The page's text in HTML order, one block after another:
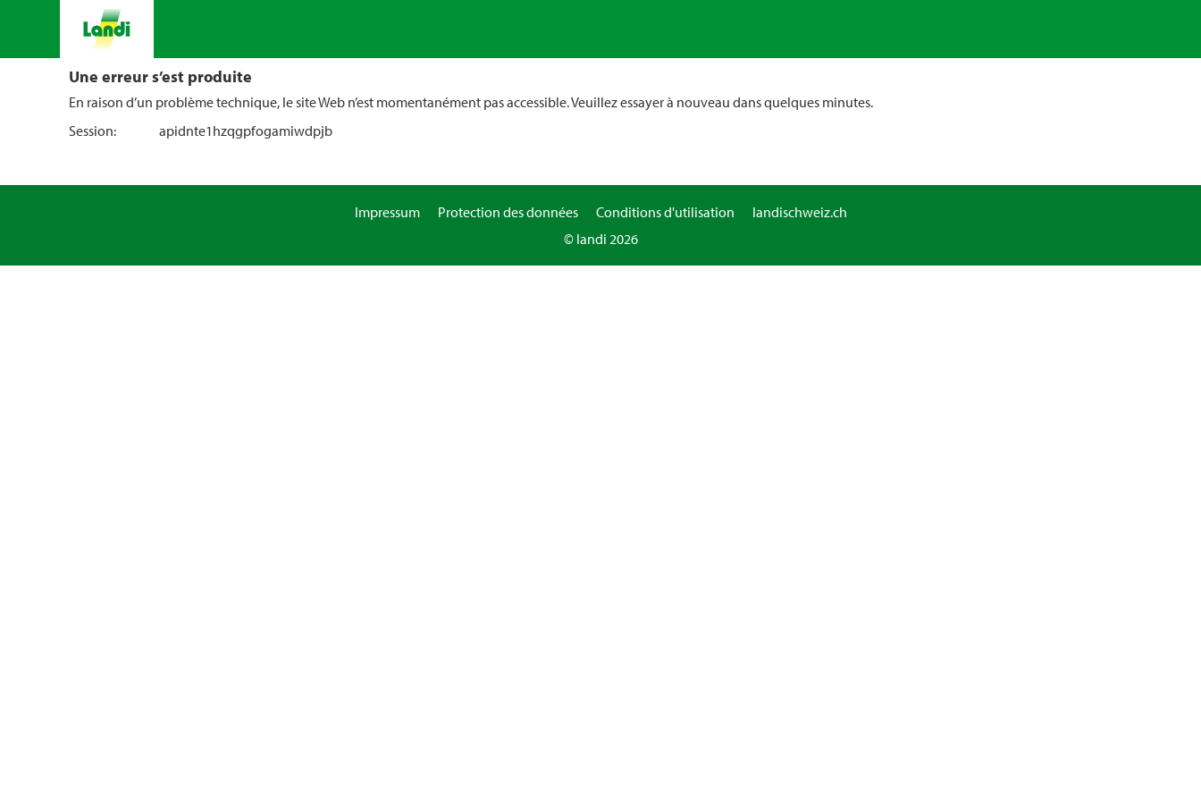
Une erreur s’est produite
En raison d’un problème technique, le site Web n’est momentanément pas accessible. Veuillez essayer à nouveau dans quelques minutes.
Session:
apidnte1hzqgpfogamiwdpjb
Impressum Protection des données Conditions d'utilisation
landischweiz.ch
© landi 2026